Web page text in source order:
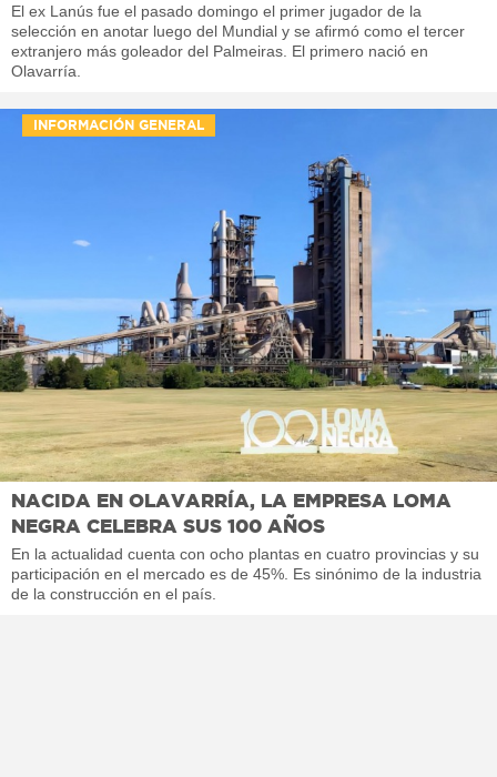
El ex Lanús fue el pasado domingo el primer jugador de la
selección en anotar luego del Mundial y se afirmó como el tercer
extranjero más goleador del Palmeiras. El primero nació en
Olavarría.
INFORMACIÓN GENERAL
NACIDA EN OLAVARRÍA, LA EMPRESA LOMA
NEGRA CELEBRA SUS 100 AÑOS
En la actualidad cuenta con ocho plantas en cuatro provincias y su
participación en el mercado es de 45%. Es sinónimo de la industria
de la construcción en el país.